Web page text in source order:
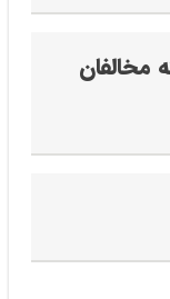
مخالفان